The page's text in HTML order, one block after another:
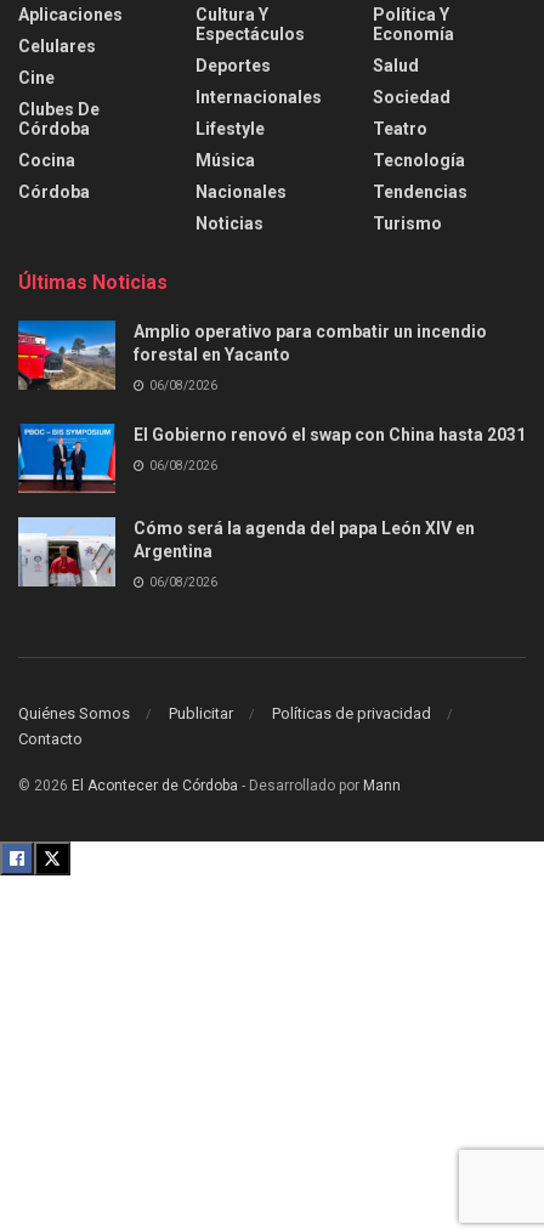
Aplicaciones
Celulares
Cine
Clubes De
Córdoba
Cocina
Córdoba
Cultura Y
Espectáculos
Deportes
Internacionales
Lifestyle
Música
Nacionales
Noticias
Política Y
Economía
Salud
Sociedad
Teatro
Tecnología
Tendencias
Turismo
Últimas Noticias
Amplio operativo para combatir un incendio
forestal en Yacanto
06/08/2026
El Gobierno renovó el swap con China hasta 2031
06/08/2026
Cómo será la agenda del papa León XIV en
Argentina
06/08/2026
Quiénes Somos Publicitar
Políticas de privacidad
Contacto
© 2026 El Acontecer de Córdoba - Desarrollado por Mann